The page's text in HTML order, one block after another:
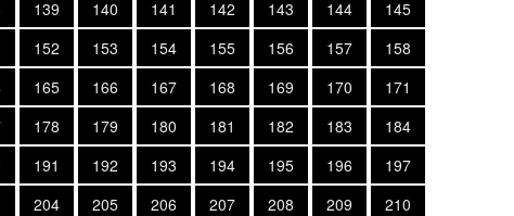
139 140 141 142 143 144
145
152 153 154 155 156 157
158
165 166 167 168 169 170
171
178 179 180 181 182 183
184
191 192 193 194 195 196
197
204 205 206 207 208 209
210